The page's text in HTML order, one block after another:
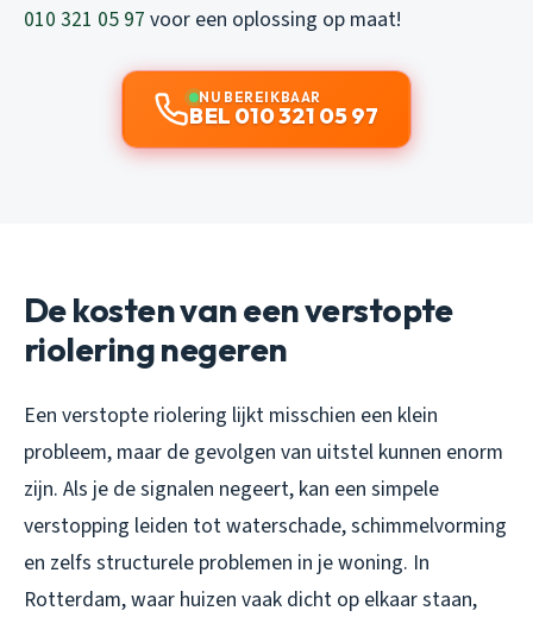
010 321 05 97 voor een oplossing op maat!
NU BEREIKBAAR
BEL 010 321 05 97
De kosten van een verstopte
riolering negeren
Een verstopte riolering lijkt misschien een klein
probleem, maar de gevolgen van uitstel kunnen enorm
zijn. Als je de signalen negeert, kan een simpele
verstopping leiden tot waterschade, schimmelvorming
en zelfs structurele problemen in je woning. In
Rotterdam, waar huizen vaak dicht op elkaar staan,